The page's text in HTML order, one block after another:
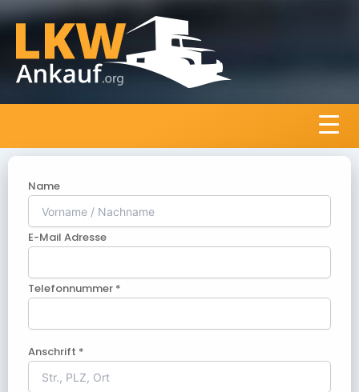
Name
E-Mail Adresse
Telefonnummer *
Anschrift *